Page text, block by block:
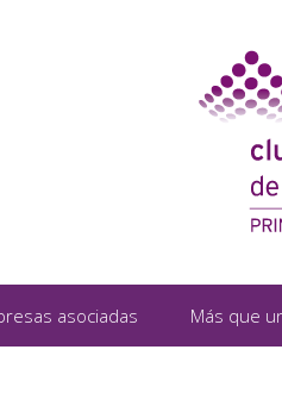
asociadas Más que